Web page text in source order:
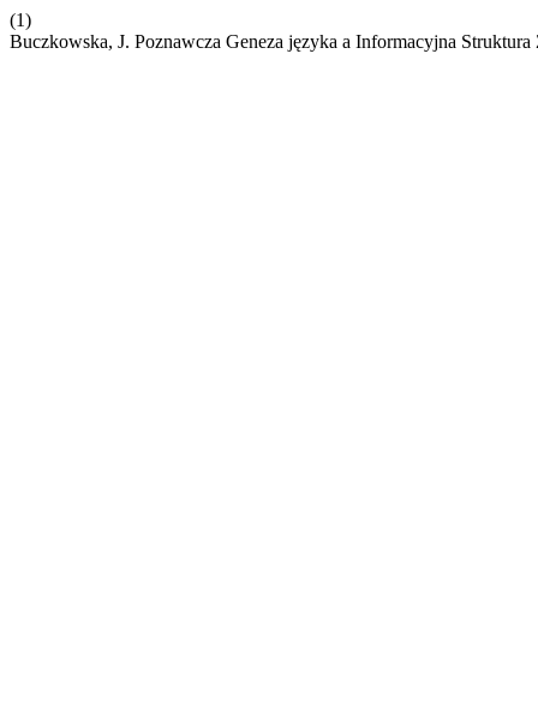
(1)
Buczkowska, J. Poznawcza Geneza języka a Informacyjna